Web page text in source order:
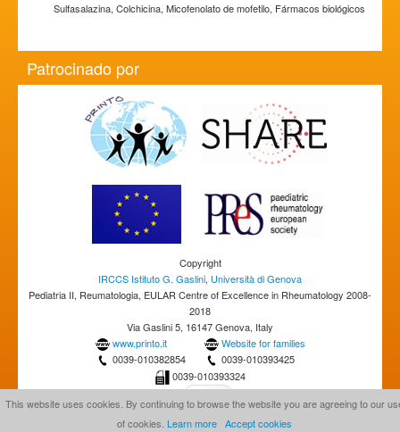
Sulfasalazina, Colchicina, Micofenolato de mofetilo, Fármacos biológicos
Patrocinado por
Copyright
IRCCS Istituto G. Gaslini, Università di Genova
Pediatria II, Reumatologia, EULAR Centre of Excellence in Rheumatology 2008-
2018
Via Gaslini 5, 16147 Genova, Italy
www.printo.it
Website for families
0039-010382854
0039-010393425
0039-010393324
This website uses cookies. By continuing to browse the website you are agreeing to our
of cookies. Learn more Accept cookies